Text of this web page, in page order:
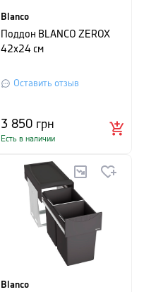
Blanco
Поддон BLANCO ZEROX
42x24 см
Оставить отзыв
3 850 грн
Есть в наличии
Blanco